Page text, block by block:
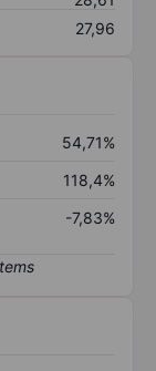
27,96
54,71%
118,4%
-7,83%